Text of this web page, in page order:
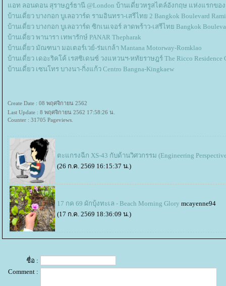
อท ลอนดอน สุราษฎร์ธานี @London บ้านเดี่ยวหรูสไตล์อังกฤษ แห่งแรกของ
บ้านเดี่ยว บางกอก บูเลอวาร์ด รามอินทรา-เสรีไทย 2 Bangkok Boulevard
บ้านเดี่ยว บางกอก บูเลอวาร์ด ซิกเนเจอร์ ลาดพร้าว-เสรีไทย Bangkok
บ้านเดี่ยว พานารา เทพารักษ์ PANAR Thepharak
บ้านเดี่ยว มัณฑนา มอเตอร์เวย์-ร่มเกล้า Mantana Motorway-Romklao
บ้านเดี่ยว เดอะริคโค้ เรสซิเดนซ์ วงแหวนฯ-หทัยราษฎร์ The Ricco Residence
บ้านเดี่ยว เซนโทร บางนา-กิ่งแก้ว Centro Bangna-Kingkaew
Create Date : 08 พฤศจิกายน 2562
Last Update : 8 พฤศจิกายน 2562 17:58:26 น.
Counter : 31705 Pageviews.
ตะแกรงฉีก XS-43 กับด้านวิศวกรรม (Engineering
(26 ก.ค. 2569 16:15:37 น.)
17 กค 69 ผักบุ้งทะเล - Beach Morning Glory mcayenne94
(17 ก.ค. 2569 18:36:09 น.)
ชื่อ :
Comment :